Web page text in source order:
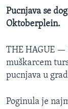
Jezici
Pucnjava se
Oktoberplein.
THE HAGUE —
muškarcem
pucnjava u
Poginula je